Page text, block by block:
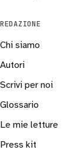
REDAZIONE
Chi siamo
Autori
Scrivi per noi
Glossario
Le mie letture
Press kit